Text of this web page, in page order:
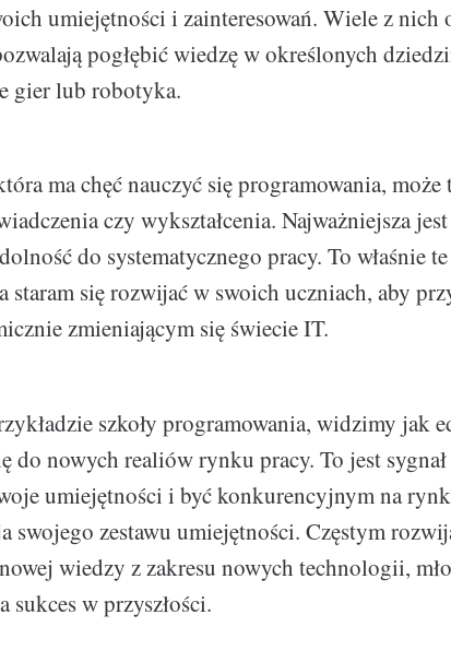
umiejętności i zainteresowań. Wiele z nich
pogłębić wiedzę w określonych
gier lub robotyka.
ma chęć nauczyć się programowania,
czy wykształcenia. Najważniejsza
do systematycznego pracy. To właśnie
staram się rozwijać w swoich uczniach, aby
zmieniającym się świecie IT.
szkoły programowania, widzimy jak
do nowych realiów rynku pracy. To jest
umiejętności i być konkurencyjnym na
swojego zestawu umiejętności. Częstym
wiedzy z zakresu nowych technologii,
sukces w przyszłości.